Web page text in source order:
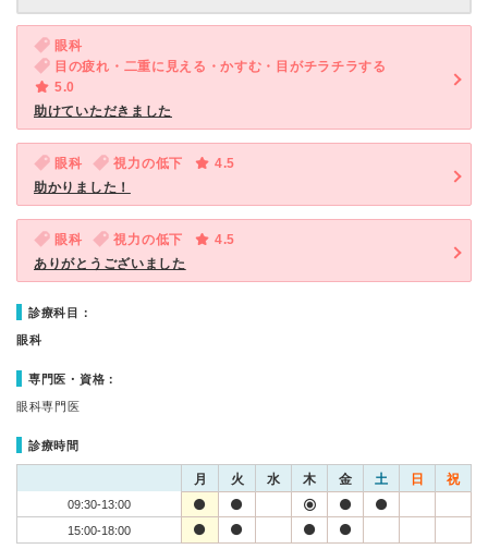
眼科
目の疲れ・二重に見える・かすむ・目がチラチラする
5.0
助けていただきました
眼科 視力の低下
4.5
助かりました！
眼科 視力の低下
4.5
ありがとうございました
診療科目：
眼科
専門医・資格：
眼科専門医
診療時間
月 火 水 木 金 土 日 祝
09:30-13:00
15:00-18:00